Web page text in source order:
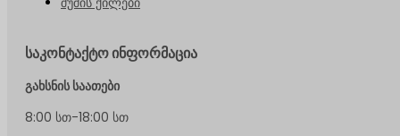
საკონტაქტო ინფორმაცია
გახსნის საათები
8:00 სთ-18:00 სთ